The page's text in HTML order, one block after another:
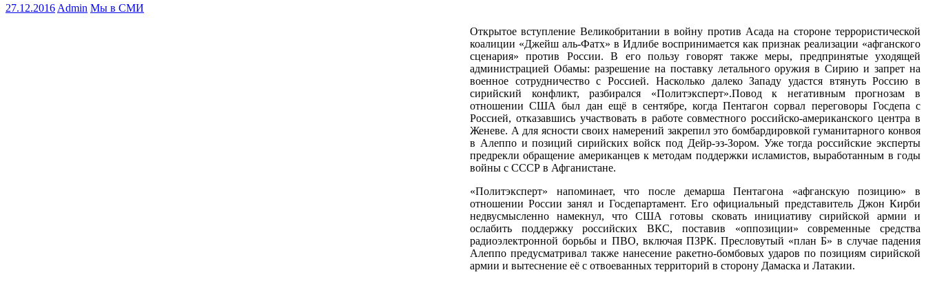
27.12.2016 Admin Мы в СМИ
Открытое вступление Великобритании в войну против Асада на стороне террористической
коалиции «Джейш аль-Фатх» в Идлибе воспринимается как признак реализации «афганского
сценария» против России. В его пользу говорят также меры, предпринятые уходящей
администрацией Обамы: разрешение на поставку летального оружия в Сирию и запрет на
военное сотрудничество с Россией. Насколько далеко Западу удастся втянуть Россию в
сирийский конфликт, разбирался «Политэксперт».Повод к негативным прогнозам в
отношении США был дан ещё в сентябре, когда Пентагон сорвал переговоры Госдепа с
Россией, отказавшись участвовать в работе совместного российско-американского центра в
Женеве. А для ясности своих намерений закрепил это бомбардировкой гуманитарного конвоя
в Алеппо и позиций сирийских войск под Дейр-эз-Зором. Уже тогда российские эксперты
предрекли обращение американцев к методам поддержки исламистов, выработанным в годы
войны с СССР в Афганистане.
«Политэксперт» напоминает, что после демарша Пентагона «афганскую позицию» в
отношении России занял и Госдепартамент. Его официальный представитель Джон Кирби
недвусмысленно намекнул, что США готовы сковать инициативу сирийской армии и
ослабить поддержку российских ВКС, поставив «оппозиции» современные средства
радиоэлектронной борьбы и ПВО, включая ПЗРК. Пресловутый «план Б» в случае падения
Алеппо предусматривал также нанесение ракетно-бомбовых ударов по позициям сирийской
армии и вытеснение её с отвоеванных территорий в сторону Дамаска и Латакии.